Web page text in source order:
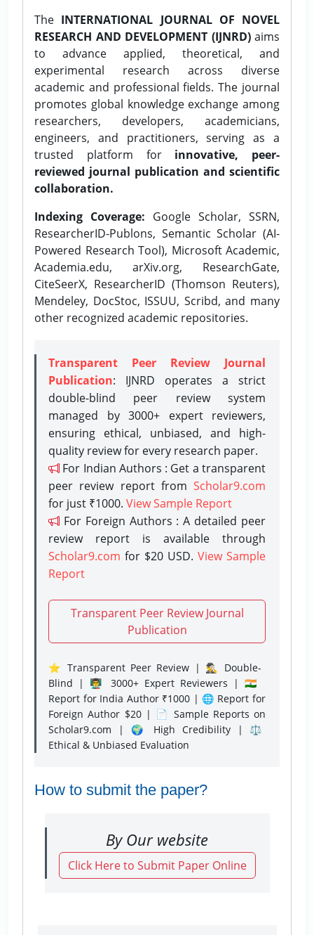
The INTERNATIONAL JOURNAL OF NOVEL
RESEARCH AND DEVELOPMENT (IJNRD)aims
to advance applied, theoretical, and
experimental research across diverse
academic and professional fields. The journal
promotes global knowledge exchange among
researchers, developers, academicians,
engineers, and practitioners, serving as a
trusted platform for innovative, peer-
reviewed journal publication and scientific
collaboration.
Indexing Coverage: Google Scholar, SSRN,
ResearcherID-Publons, Semantic Scholar (AI-
Powered Research Tool), Microsoft Academic,
Academia.edu, arXiv.org, ResearchGate,
CiteSeerX, ResearcherID (Thomson Reuters),
Mendeley, DocStoc, ISSUU, Scribd, and many
other recognized academic repositories.
Transparent Peer Review Journal
Publication: IJNRD operates a strict
double-blind peer review system
managed by 3000+ expert reviewers,
ensuring ethical, unbiased, and high-
quality review for every research paper.
For Indian Authors : Get a transparent
peer review report from Scholar9.com
for just ₹1000. View Sample Report
For Foreign Authors : A detailed peer
review report is available through
Scholar9.com for $20 USD. View Sample
Report
Transparent Peer Review Journal
Publication
⭐ Transparent Peer Review | 🕵️‍♂️ Double-
Blind | 👨‍🏫 3000+ Expert Reviewers | 🇮🇳
Report for India Author ₹1000 | 🌐 Report for
Foreign Author $20 | 📄 Sample Reports on
Scholar9.com | 🌍 High Credibility | ⚖️
Ethical & Unbiased Evaluation
How to submit the paper?
By Our website
Click Here to Submit Paper Online